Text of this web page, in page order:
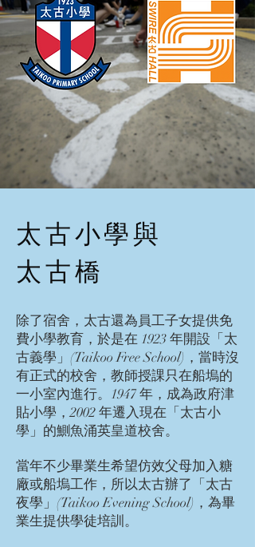
太古小學與
太古橋
除了宿舍，太古還為員工子女提供免
費小學教育，於是在 1923 年開設「太
古義學」(Taikoo Free School)，當時沒
有正式的校舍，教師授課只在船塢的
一小室內進行。1947 年，成為政府津
貼小學，2002 年遷入現在「太古小
學」的鰂魚涌英皇道校舍。
當年不少畢業生希望仿效父母加入糖
廠或船塢工作，所以太古辦了「太古
夜學」(Taikoo Evening School)，為畢
業生提供學徒培訓。